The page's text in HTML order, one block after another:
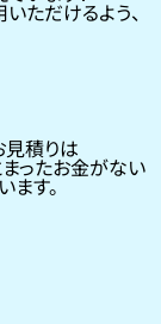
ただけるよう、
積りは
ったお金がない
ます。